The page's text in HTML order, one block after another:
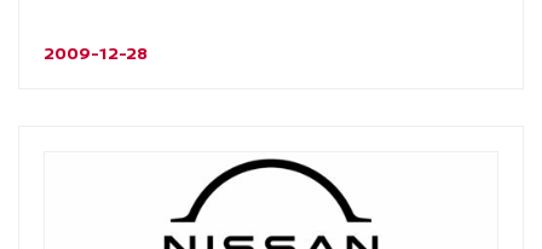
2009-12-28